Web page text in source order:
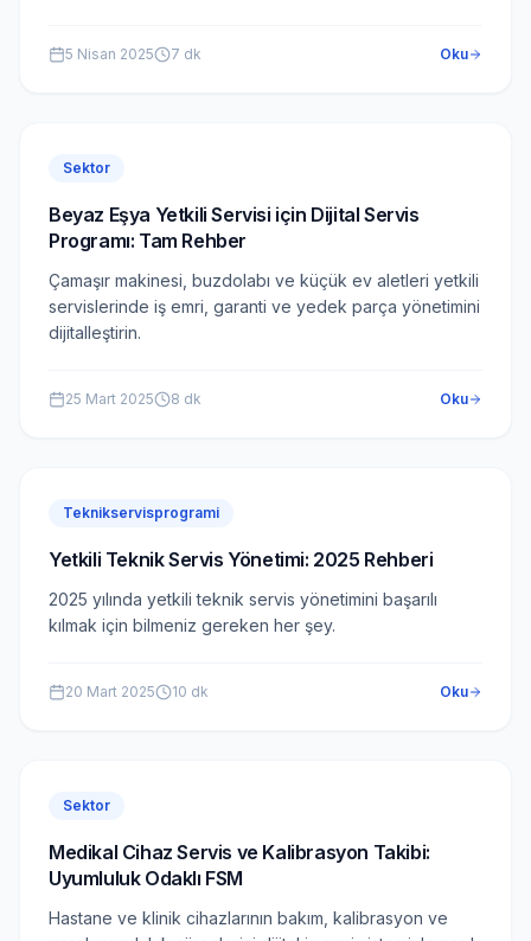
5 Nisan 2025 7 dk Oku
Sektor
Beyaz Eşya Yetkili Servisi için Dijital Servis
Programı: Tam Rehber
Çamaşır makinesi, buzdolabı ve küçük ev aletleri yetkili
servislerinde iş emri, garanti ve yedek parça yönetimini
dijitalleştirin.
25 Mart 2025 8 dk Oku
Teknikservisprogrami
Yetkili Teknik Servis Yönetimi: 2025 Rehberi
2025 yılında yetkili teknik servis yönetimini başarılı
kılmak için bilmeniz gereken her şey.
20 Mart 2025 10 dk Oku
Sektor
Medikal Cihaz Servis ve Kalibrasyon Takibi:
Uyumluluk Odaklı FSM
Hastane ve klinik cihazlarının bakım, kalibrasyon ve